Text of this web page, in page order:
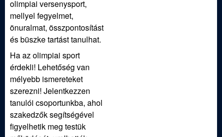
e
s
ü
e
olimpiai versenysport,
mellyel fegyelmet,
önuralmat, összpontosítást
és büszke tartást tanulhat.
Ha az olimpiai sport
érdekli! Lehetőség van
mélyebb ismereteket
szerezni! Jelentkezzen
tanulói csoportunkba, ahol
szakedzők segítségével
figyelhetik meg testük